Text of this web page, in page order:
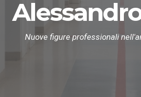
Nuove figure professionali